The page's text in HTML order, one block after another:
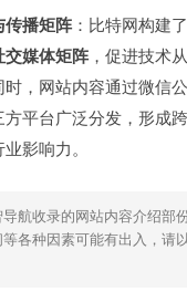
传播矩阵：比特网构建
媒体矩阵，促进技术
，网站内容通过微信公
平台广泛分发，形成
影响力。
航收录的网站内容介绍部
各种因素可能有出入，请